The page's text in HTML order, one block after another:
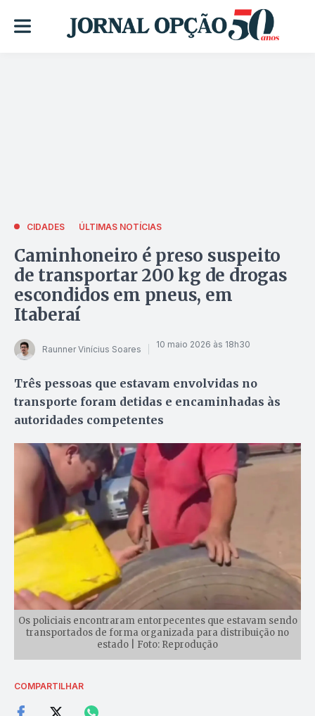
CIDADES ÚLTIMAS NOTÍCIAS
Caminhoneiro é preso suspeito
de transportar 200 kg de drogas
escondidos em pneus, em
Itaberaí
Raunner Vinícius Soares 10 maio 2026 às 18h30
Três pessoas que estavam envolvidas no
transporte foram detidas e encaminhadas às
autoridades competentes
Os policiais encontraram entorpecentes que estavam sendo
transportados de forma organizada para distribuição no
estado | Foto: Reprodução
COMPARTILHAR